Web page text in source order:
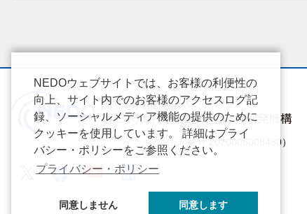
（法人番号 2020005008480）
NEDOウェブサイトでは、お客様の利便性の
向上、サイト内でのお客様のアクセスログ記
録、ソーシャルメディア機能の提供のために
クッキーを使用しています。 詳細はプライ
バシー・ポリシーをご参照ください。
プライバシー・ポリシー
同意しません 同意します